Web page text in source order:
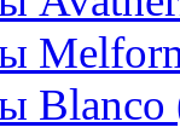
Blanco